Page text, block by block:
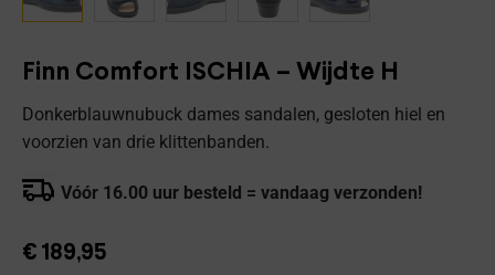
Finn Comfort ISCHIA – Wijdte H
Donkerblauwnubuck dames sandalen, gesloten hiel en
voorzien van drie klittenbanden.
Vóór 16.00 uur besteld = vandaag verzonden!
€ 189,95